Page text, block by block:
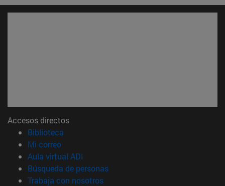
Accesos directos
Biblioteca
Mi correo(abre en nueva ventana)
Aula virtual ADI
Búsqueda de personas(abre en nueva ventana)
Trabaja con nosotros(abre en nueva ventana)